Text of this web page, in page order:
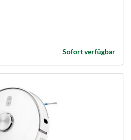
Sofort verfügbar